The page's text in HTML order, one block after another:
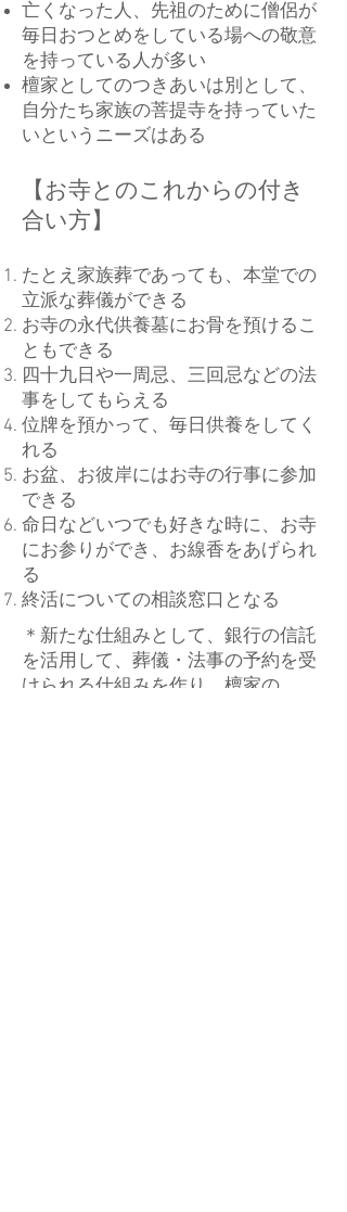
亡くなった人、先祖のために僧侶が
毎日おつとめをしている場への敬意
を持っている人が多い
檀家としてのつきあいは別として、
自分たち家族の菩提寺を持っていた
いというニーズはある
【お寺とのこれからの付き
合い方】
たとえ家族葬であっても、本堂での
立派な葬儀ができる
お寺の永代供養墓にお骨を預けるこ
ともできる
四十九日や一周忌、三回忌などの法
事をしてもらえる
位牌を預かって、毎日供養をしてく
れる
お盆、お彼岸にはお寺の行事に参加
できる
命日などいつでも好きな時に、お寺
にお参りができ、お線香をあげられ
る
​終活についての相談窓口となる
＊新たな仕組みとして、銀行の信託
を活用して、葬儀・法事の予約を受
けられる仕組みを作り、檀家の